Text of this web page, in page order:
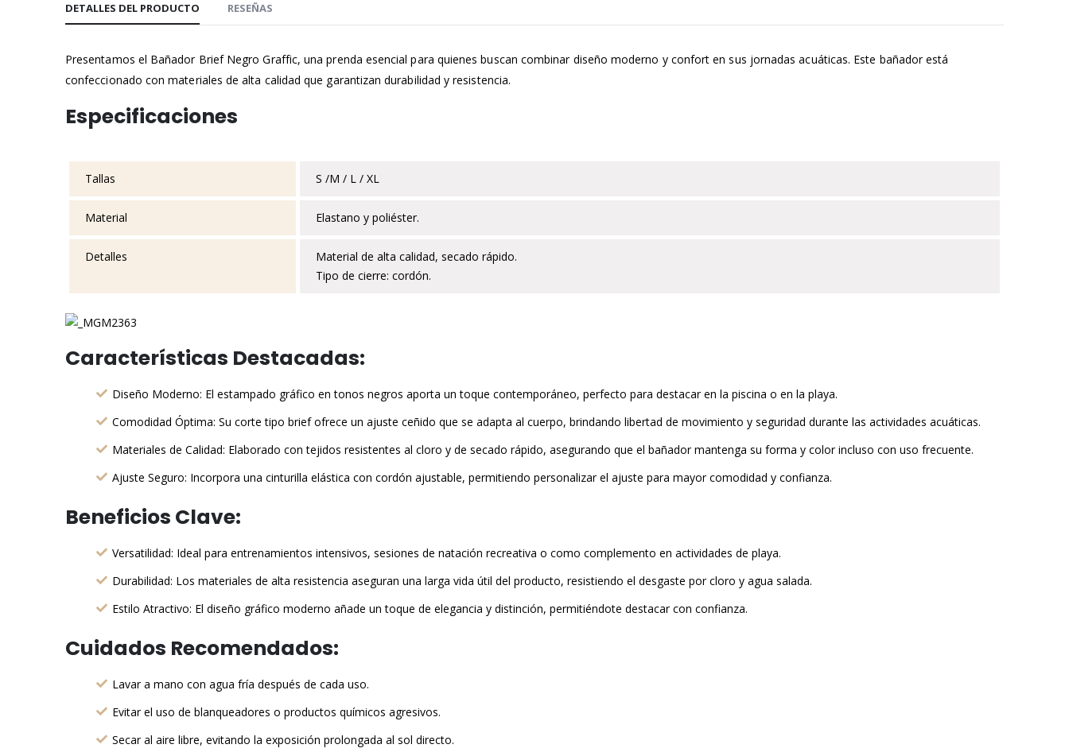
la
galería
imágenes
DETALLES DEL PRODUCTO
Presentamos el Bañador Brief Negro Graffic, una prenda esencial para quienes buscan combinar diseño moderno y confort en sus jornadas acuáticas. Este bañador está
confeccionado con materiales de alta calidad que garantizan durabilidad y resistencia.​
Especificaciones
Tallas S /M / L / XL
Material Elastano y poliéster.
Detalles
Material de alta calidad, secado rápido.
Tipo de cierre: cordón.
Características Destacadas:
Diseño Moderno: El estampado gráfico en tonos negros aporta un toque contemporáneo, perfecto para destacar en la piscina o en la playa.​
Comodidad Óptima: Su corte tipo brief ofrece un ajuste ceñido que se adapta al cuerpo, brindando libertad de movimiento y seguridad durante las actividades acuáticas.​
Materiales de Calidad: Elaborado con tejidos resistentes al cloro y de secado rápido, asegurando que el bañador mantenga su forma y color incluso con uso frecuente.​
Ajuste Seguro: Incorpora una cinturilla elástica con cordón ajustable, permitiendo personalizar el ajuste para mayor comodidad y confianza.​
Beneficios Clave:
Versatilidad: Ideal para entrenamientos intensivos, sesiones de natación recreativa o como complemento en actividades de playa.​
Durabilidad: Los materiales de alta resistencia aseguran una larga vida útil del producto, resistiendo el desgaste por cloro y agua salada.
Estilo Atractivo: El diseño gráfico moderno añade un toque de elegancia y distinción, permitiéndote destacar con confianza.​
Cuidados Recomendados:
Lavar a mano con agua fría después de cada uso.​
Evitar el uso de blanqueadores o productos químicos agresivos.​
Secar al aire libre, evitando la exposición prolongada al sol directo.​
RESEÑAS